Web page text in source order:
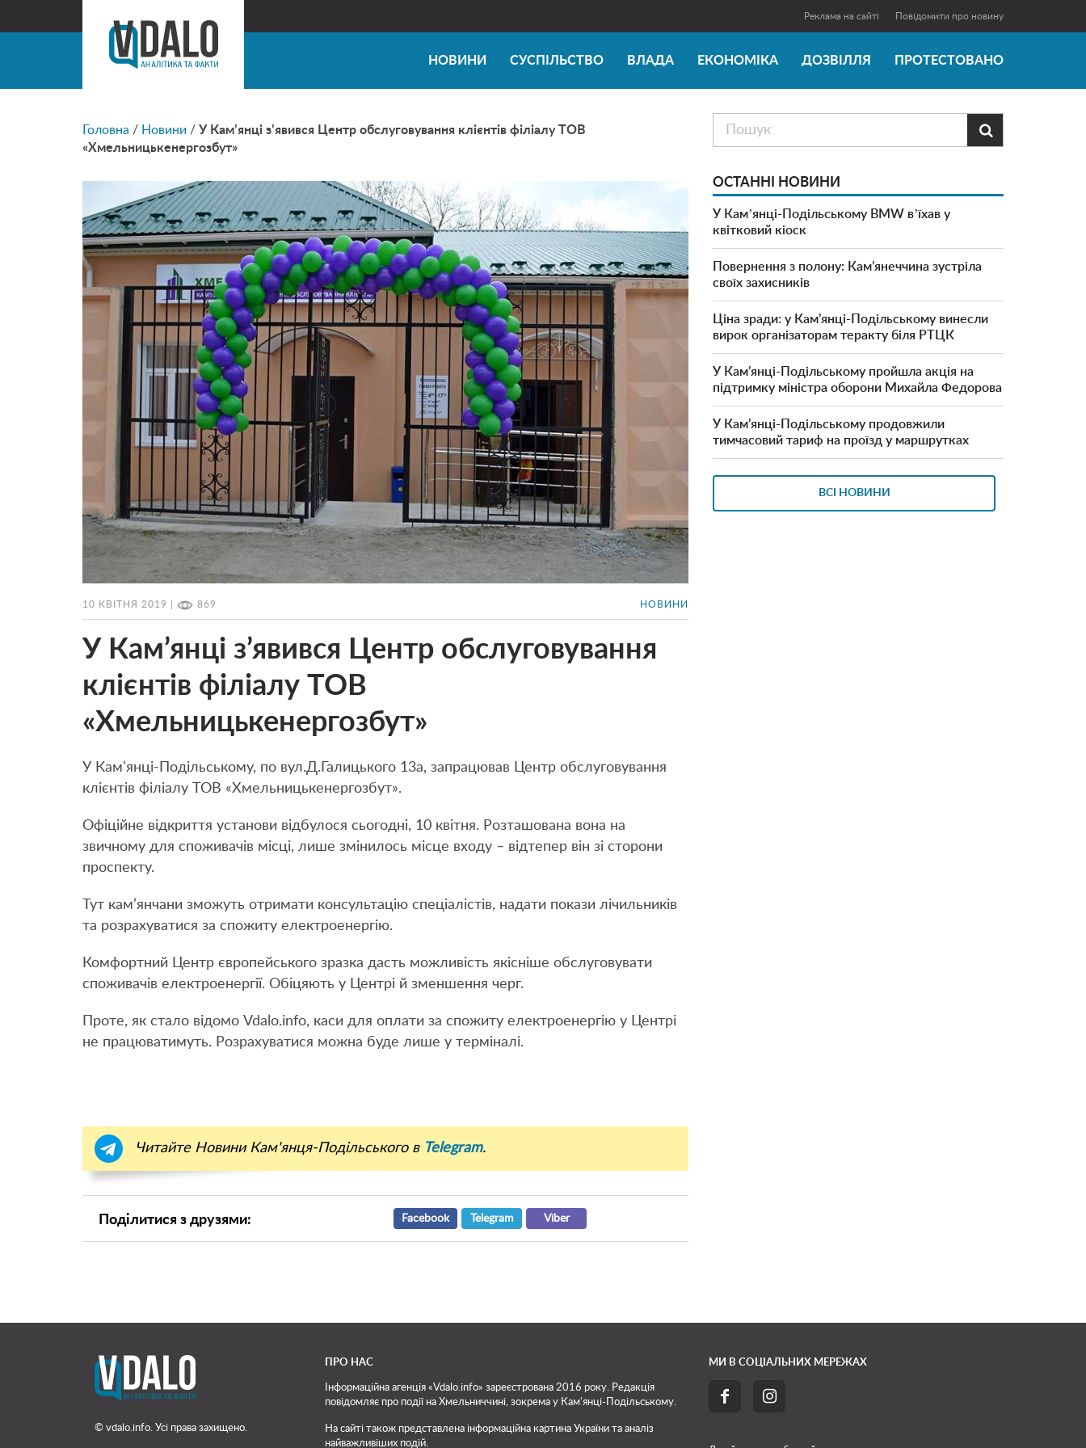
Реклама на сайті Повідомити про новину
НОВИНИ СУСПІЛЬСТВО ВЛАДА ЕКОНОМІКА ДОЗВІЛЛЯ ПРОТЕСТОВАНО
Головна / Новини / У Кам’янці з’явився Центр обслуговування клієнтів філіалу ТОВ
«Хмельницькенергозбут»
10 КВІТНЯ 2019 | 869 НОВИНИ
У Кам’янці з’явився Центр обслуговування
клієнтів філіалу ТОВ
«Хмельницькенергозбут»
У Кам’янці-Подільському, по вул.Д.Галицького 13а, запрацював Центр обслуговування
клієнтів філіалу ТОВ «Хмельницькенергозбут».
Офіційне відкриття установи відбулося сьогодні, 10 квітня. Розташована вона на
звичному для споживачів місці, лише змінилось місце входу – відтепер він зі сторони
проспекту.
Тут кам’янчани зможуть отримати консультацію спеціалістів, надати покази лічильників
та розрахуватися за спожиту електроенергію.
Комфортний Центр європейського зразка дасть можливість якісніше обслуговувати
споживачів електроенергії. Обіцяють у Центрі й зменшення черг.
Проте, як стало відомо Vdalo.info, каси для оплати за спожиту електроенергію у Центрі
не працюватимуть. Розрахуватися можна буде лише у терміналі.
Читайте Новини Кам'янця-Подільського в Telegram.
Поділитися з друзями: Facebook Telegram Viber

ОСТАННІ НОВИНИ
У Камʼянці-Подільському BMW вʼїхав у
квітковий кіоск
Повернення з полону: Кам’янеччина зустріла
своїх захисників
Ціна зради: у Кам’янці-Подільському винесли
вирок організаторам теракту біля РТЦК
У Кам’янці-Подільському пройшла акція на
підтримку міністра оборони Михайла Федорова
У Кам’янці-Подільському продовжили
тимчасовий тариф на проїзд у маршрутках
ВСІ НОВИНИ
© vdalo.info. Усі права захищено.
ПРО НАС
Інформаційна агенція «Vdalo.info» зареєстрована 2016 року. Редакція
повідомляє про події на Хмельниччині, зокрема у Кам'янці-Подільському.
На сайті також представлена інформаційна картина України та аналіз
найважливіших подій.
МИ В СОЦІАЛЬНИХ МЕРЕЖАХ
 